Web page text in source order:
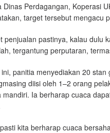
Dinas Perdagangan, Koperasi
target tersebut mengacu
penjualan pastinya, kalau dulu
tergantung perputaran,
panitia menyediakan 20
diisi oleh 1–2 orang
mandiri. Ia berharap cuaca
kita berharap cuaca